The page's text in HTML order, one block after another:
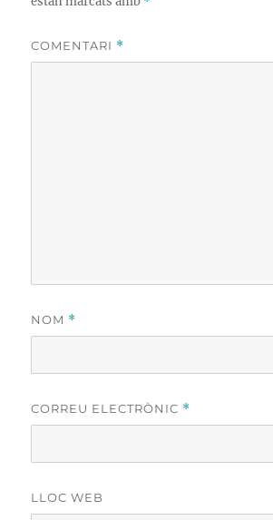
COMENTARI *
NOM *
CORREU ELECTRÒNIC *
LLOC WEB